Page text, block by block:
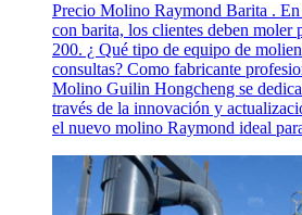
Precio Molino Raymond Barita .
con barita, los clientes deben moler
200. ¿ Qué tipo de equipo de
consultas? Como fabricante
Molino Guilin Hongcheng se
través de la innovación y
el nuevo molino Raymond ideal